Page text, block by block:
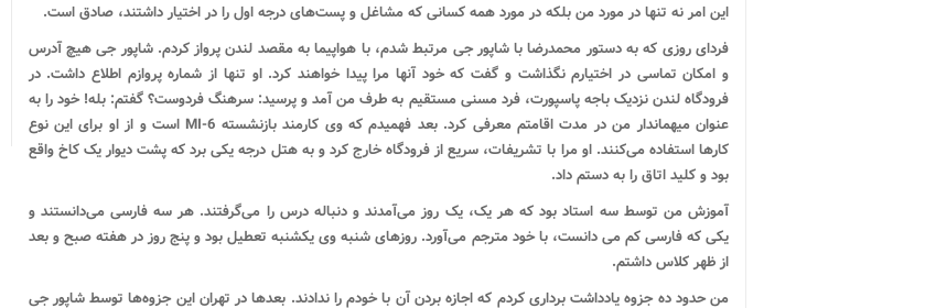
این امر نه تنها در مورد من بلکه در مورد همه کسانی که مشاغل و پست‌های درجه اول را در اختیار داشتند، صادق است.
فردای روزی که به دستور محمدرضا با شاپور جی مرتبط شدم، با هواپیما به مقصد لندن پرواز کردم. شاپور جی هیچ آدرس
و امکان تماسی در اختیارم نگذاشت و گفت که خود آنها مرا پیدا خواهند کرد. او تنها از شماره پروازم اطلاع داشت. در
فرودگاه لندن نزدیک باجه پاسپورت، فرد مسنی مستقیم به طرف من آمد و پرسید: سرهنگ فردوست؟ گفتم: بله! خود را به
عنوان میهماندار من در مدت اقامتم معرفی کرد. بعد فهمیدم که وی کارمند بازنشسته MI-6 است و از او برای این نوع
کارها استفاده می‌کنند. او مرا با تشریفات، سریع از فرودگاه خارج کرد و به هتل درجه یکی برد که پشت دیوار یک کاخ واقع
بود و کلید اتاق را به دستم داد.
آموزش من توسط سه استاد بود که هر یک، یک روز می‌آمدند و دنباله درس را می‌گرفتند. هر سه فارسی می‌دانستند و
یکی که فارسی کم می دانست، با خود مترجم می‌آورد. روزهای شنبه وی یکشنبه تعطیل بود و پنج روز در هفته صبح و بعد
از ظهر کلاس داشتم.
من حدود ده جزوه یادداشت‌ برداری کردم که اجازه بردن آن با خودم را ندادند. بعدها در تهران این جزوه‌ها توسط شاپور جی